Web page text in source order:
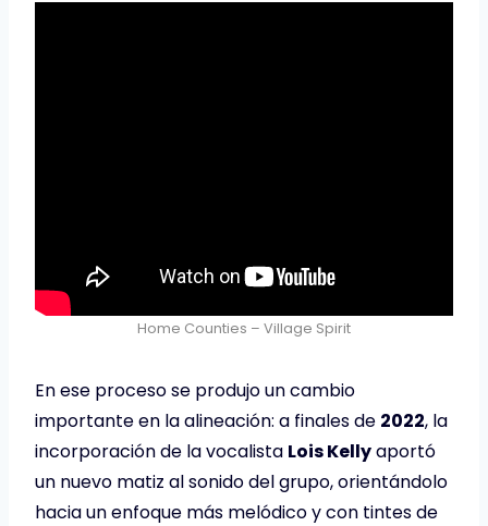
Home Counties – Village Spirit
En ese proceso se produjo un cambio
importante en la alineación: a finales de 2022, la
incorporación de la vocalista Lois Kellyaportó
un nuevo matiz al sonido del grupo, orientándolo
hacia un enfoque más melódico y con tintes de